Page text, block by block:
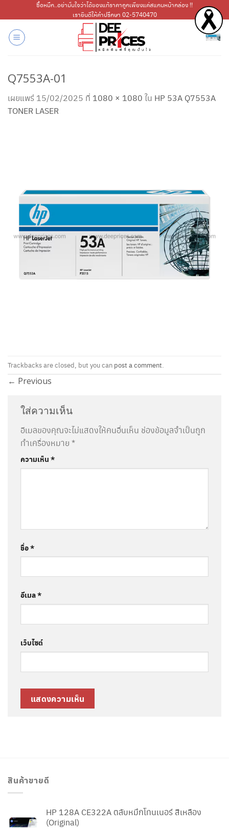
ไป
เนื้อหา
ซื้อหมึก..อย่ามั่นใจว่าได้ของแท้ราคาถูกเพียงแค่สแกนหน้ากล่อง !!
เรายินดีให้คำปรึกษา 02-5740470
Q7553A-01
เผยแพร่ 15/02/2025 ที่ 1080 × 1080 ใน HP 53A Q7553A
TONER LASER
Trackbacks are closed, but you can post a comment
← Previous
ใส่ความเห็น
อีเมลของคุณจะไม่แสดงให้คนอื่นเห็น ช่องข้อมูลจำเป็นถูก
ทำเครื่องหมาย *
ความเห็น*
ชื่อ*
อีเมล*
เว็บไซต์
สินค้าขายดี
HP 128A CE322A ตลับหมึกโทนเนอร์ สีเหลือง
(Original)